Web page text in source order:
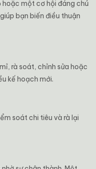
hoặc một cơ hội đáng chú
bạn biến điều thuận
rà soát, chỉnh sửa hoặc
kế hoạch mới.
soát chi tiêu và rà lại